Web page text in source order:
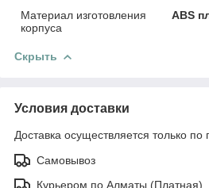
Материал изготовления
корпуса
ABS
Скрыть
Условия доставки
Доставка осуществляется только по
Самовывоз
Курьером по Алматы (Платная)